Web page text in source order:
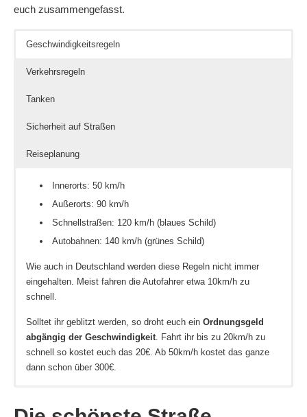
euch zusammengefasst.
Geschwindigkeitsregeln
Verkehrsregeln
Tanken
Sicherheit auf Straßen
Reiseplanung
Innerorts: 50 km/h
Außerorts: 90 km/h
Schnellstraßen: 120 km/h (blaues Schild)
Autobahnen: 140 km/h (grünes Schild)
Wie auch in Deutschland werden diese Regeln nicht immer
eingehalten. Meist fahren die Autofahrer etwa 10km/h zu
schnell.
Solltet ihr geblitzt werden, so droht euch ein Ordnungsgeld
abgängig der Geschwindigkeit . Fahrt ihr bis zu 20km/h zu
schnell so kostet euch das 20€. Ab 50km/h kostet das ganze
dann schon über 300€.
Zahlreiche Regeln sind in beiden Ländern gleich.
Deutschland. An der Tankstelle sagt ihr einfach dem
sind meist in einem guten Zustand
. Zwar sehen einige
Kurven. Hier solltet ihr euch nicht an den Vordermann